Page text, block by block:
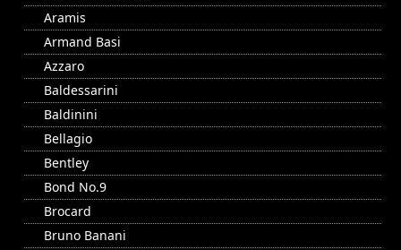
Aramis
Armand Basi
Azzaro
Baldessarini
Baldinini
Bellagio
Bentley
Bond No.9
Brocard
Bruno Banani